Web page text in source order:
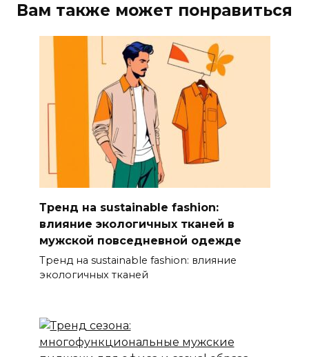
Вам также может понравиться
Тренд на sustainable fashion:
влияние экологичных тканей в
мужской повседневной одежде
Тренд на sustainable fashion: влияние
экологичных тканей